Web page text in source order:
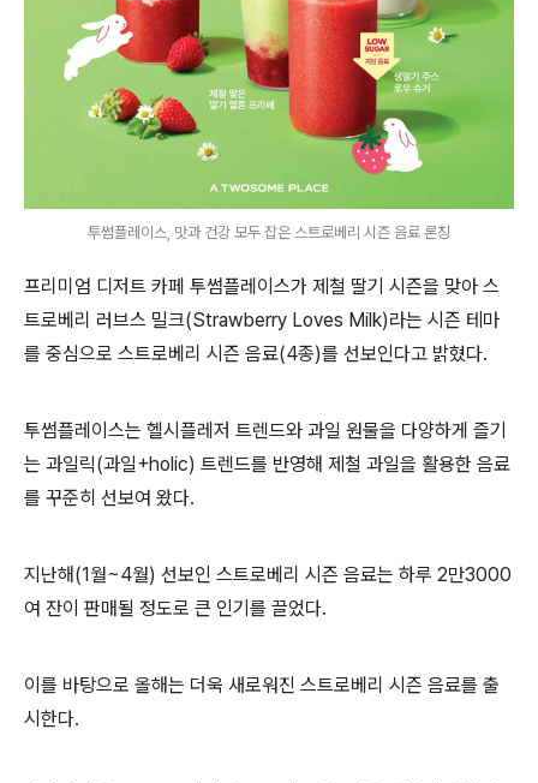
투썸플레이스, 맛과 건강 모두 잡은 스트로베리 시즌 음료 론칭
프리미엄 디저트 카페 투썸플레이스가 제철 딸기 시즌을 맞아 스
트로베리 러브스 밀크(Strawberry Loves Milk)라는 시즌 테마
를 중심으로 스트로베리 시즌 음료(4종)를 선보인다고 밝혔다.
투썸플레이스는 헬시플레저 트렌드와 과일 원물을 다양하게 즐기
는 과일릭(과일+holic) 트렌드를 반영해 제철 과일을 활용한 음료
를 꾸준히 선보여 왔다.
지난해(1월~4월) 선보인 스트로베리 시즌 음료는 하루 2만3000
여 잔이 판매될 정도로 큰 인기를 끌었다.
이를 바탕으로 올해는 더욱 새로워진 스트로베리 시즌 음료를 출
시한다.